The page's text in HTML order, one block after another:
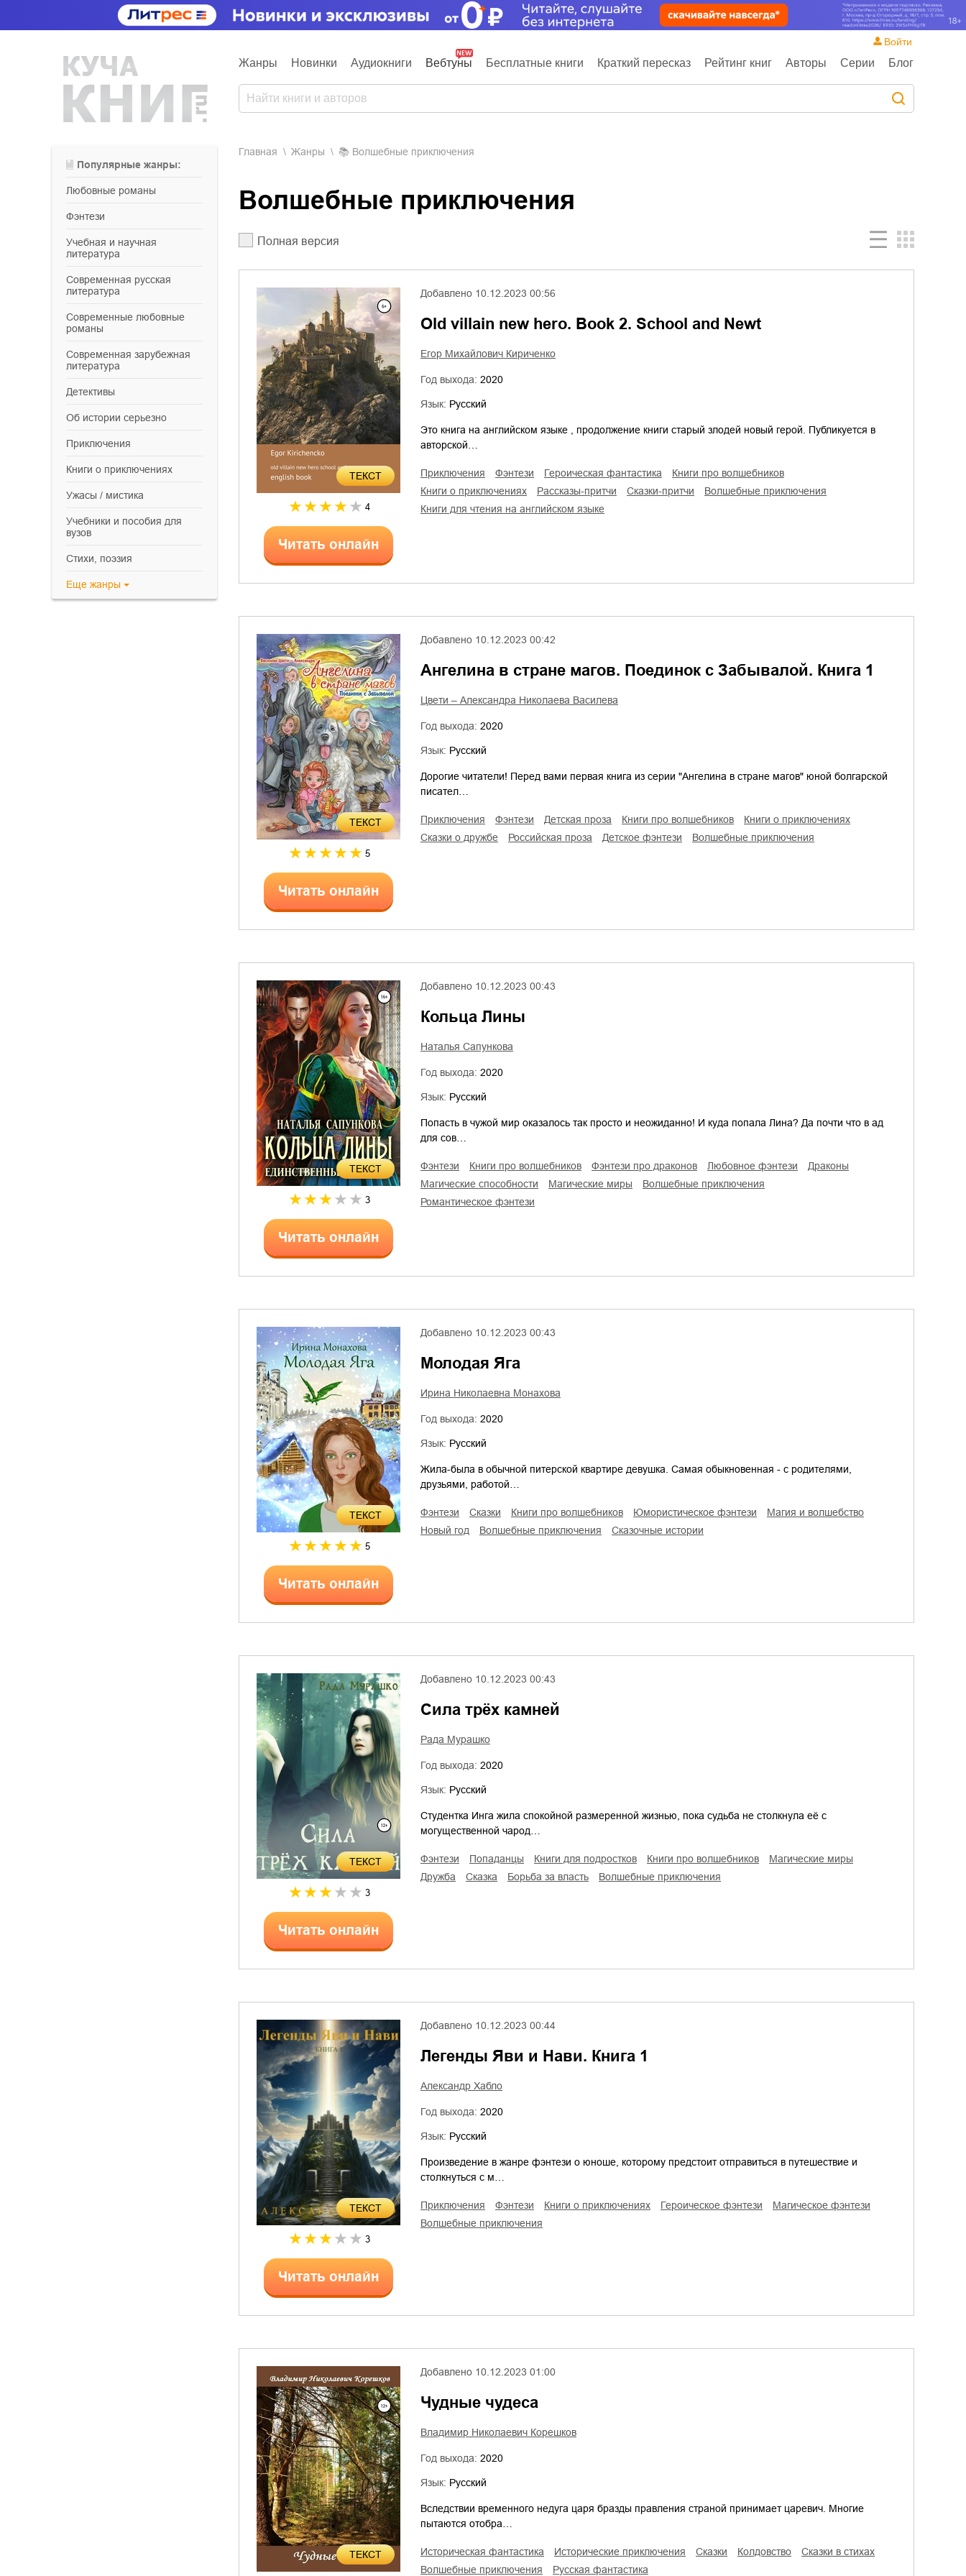
Жанры Новинки Аудиокниги Вебтуны Бесплатные книги Краткий пересказ Рейтинг книг Авторы Серии Блог
Войти
Популярные жанры:
любовные романы
фэнтези
учебная и научная
литература
современная русская
литература
современные любовные
романы
современная зарубежная
литература
детективы
об истории серьезно
приключения
книги о приключениях
ужасы / мистика
учебники и пособия для
вузов
cтихи, поэзия
Еще жанры
Главная Жанры Волшебные приключения
Волшебные приключения
Полная версия
ТЕКСТ
4
Читать онлайн
Добавлено 10.12.2023 00:56
Old villain new hero. Book 2. School and Newt
Егор Михайлович Кириченко
Год выхода: 2020
Язык: Русский
Это книга на английском языке , продолжение книги старый злодей новый герой. Публикуется в
авторской…
приключения фэнтези героическая фантастика
книги про волшебников
книги о приключениях
рассказы-притчи сказки-притчи
волшебные приключения
книги для чтения на английском языке
ТЕКСТ
5
Читать онлайн
Добавлено 10.12.2023 00:42
Ангелина в стране магов. Поединок с Забывалой. Книга 1
Цвети – Александра Николаева Василева
Год выхода: 2020
Язык: Русский
Дорогие читатели! Перед вами первая книга из серии "Ангелина в стране магов" юной болгарской
писател…
приключения фэнтези детская проза книги про волшебников
книги о приключениях
сказки о дружбе
российская проза детское фэнтези волшебные приключения
ТЕКСТ
3
Читать онлайн
Добавлено 10.12.2023 00:43
Кольца Лины
Наталья Сапункова
Год выхода: 2020
Язык: Русский
Попасть в чужой мир оказалось так просто и неожиданно! И куда попала Лина? Да почти что в ад
для сов…
фэнтези книги про волшебников фэнтези про драконов любовное фэнтези
драконы
магические способности
магические миры
волшебные приключения
романтическое фэнтези
ТЕКСТ
5
Читать онлайн
Добавлено 10.12.2023 00:43
Молодая Яга
Ирина Николаевна Монахова
Год выхода: 2020
Язык: Русский
Жила-была в обычной питерской квартире девушка. Самая обыкновенная - с родителями,
друзьями, работой…
фэнтези сказки книги про волшебников юмористическое фэнтези
магия и волшебство
Новый год
волшебные приключения сказочные истории
ТЕКСТ
3
Читать онлайн
Добавлено 10.12.2023 00:43
Сила трёх камней
Рада Мурашко
Год выхода: 2020
Язык: Русский
Студентка Инга жила спокойной размеренной жизнью, пока судьба не столкнула её с
могущественной чарод…
фэнтези попаданцы книги для подростков книги про волшебников
магические миры
дружба
сказка борьба за власть волшебные приключения
ТЕКСТ
3
Читать онлайн
Добавлено 10.12.2023 00:44
Легенды Яви и Нави. Книга 1
Александр Хабло
Год выхода: 2020
Язык: Русский
Произведение в жанре фэнтези о юноше, которому предстоит отправиться в путешествие и
столкнуться с м…
приключения фэнтези книги о приключениях героическое фэнтези
магическое фэнтези
волшебные приключения
ТЕКСТ
Добавлено 10.12.2023 01:00
Чудные чудеса
Владимир Николаевич Корешков
Год выхода: 2020
Язык: Русский
Вследствии временного недуга царя бразды правления страной принимает царевич. Многие
пытаются отобра…
историческая фантастика исторические приключения сказки колдовство
сказки в стихах
волшебные приключения
русская фантастика